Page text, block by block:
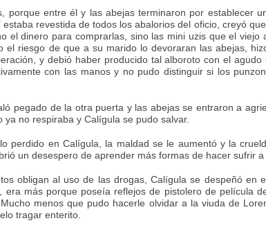
entre él y las abejas terminaron por establecer
revestida de todos los abalorios del oficio, creyó
dinero para comprarlas, sino las mini uzis que el viejo
riesgo de que a su marido lo devoraran las abejas,
y debió haber producido tal alboroto con el
con las manos y no pudo distinguir si los
pegado de la otra puerta y las abejas se entraron a
no respiraba y Calígula se pudo salvar.
perdido en Calígula, la maldad se le aumentó y la
un desespero de aprender más formas de hacer sufrir
obligan al uso de las drogas, Calígula se despeñó en
más porque poseía reflejos de pistolero de película
menos que pudo hacerle olvidar a la viuda de
tragar enterito.